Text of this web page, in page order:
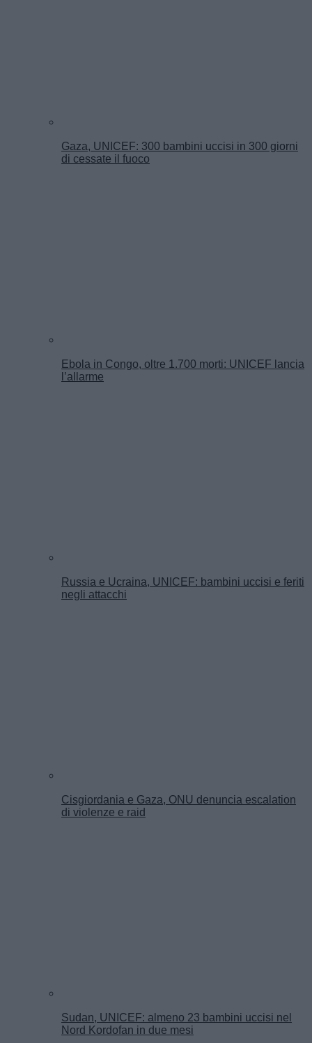
Gaza, UNICEF: 300 bambini uccisi in 300 giorni
di cessate il fuoco
Ebola in Congo, oltre 1.700 morti: UNICEF lancia
l’allarme
Russia e Ucraina, UNICEF: bambini uccisi e feriti
negli attacchi
Cisgiordania e Gaza, ONU denuncia escalation
di violenze e raid
Sudan, UNICEF: almeno 23 bambini uccisi nel
Nord Kordofan in due mesi